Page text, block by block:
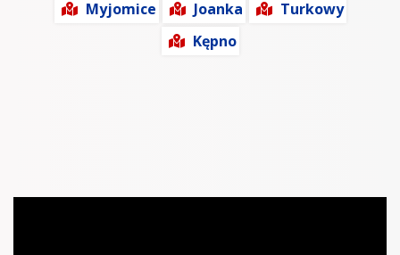
Myjomice
Joanka
Turkowy
Kępno